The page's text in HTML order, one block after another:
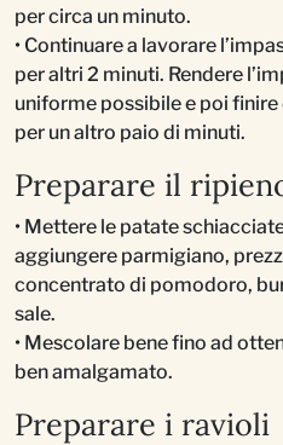
per circa un minuto.
• Continuare a lavorare
per altri 2 minuti. Rendere
uniforme possibile e poi
per un altro paio di minuti.
Preparare il
• Mettere le patate
aggiungere parmigiano,
concentrato di pomodoro,
sale.
• Mescolare bene fino ad
ben amalgamato.
Preparare i ravioli